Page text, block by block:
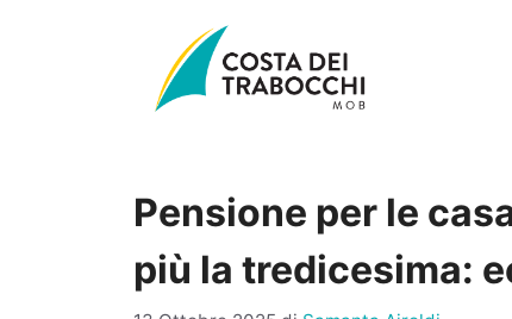
Pensione per le
più la tredicesima: